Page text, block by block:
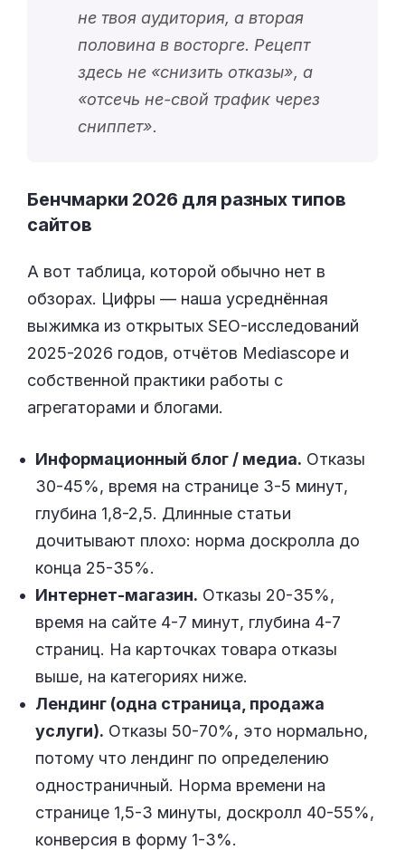
не твоя аудитория, а вторая
половина в восторге. Рецепт
здесь не «снизить отказы», а
«отсечь не-свой трафик через
сниппет».
Бенчмарки 2026 для разных типов
сайтов
А вот таблица, которой обычно нет в
обзорах. Цифры — наша усреднённая
выжимка из открытых SEO-исследований
2025-2026 годов, отчётов Mediascope и
собственной практики работы с
агрегаторами и блогами.
Информационный блог / медиа. Отказы
30-45%, время на странице 3-5 минут,
глубина 1,8-2,5. Длинные статьи
дочитывают плохо: норма доскролла до
конца 25-35%.
Интернет-магазин. Отказы 20-35%,
время на сайте 4-7 минут, глубина 4-7
страниц. На карточках товара отказы
выше, на категориях ниже.
Лендинг (одна страница, продажа
услуги). Отказы 50-70%, это нормально,
потому что лендинг по определению
одностраничный. Норма времени на
странице 1,5-3 минуты, доскролл 40-55%,
конверсия в форму 1-3%.